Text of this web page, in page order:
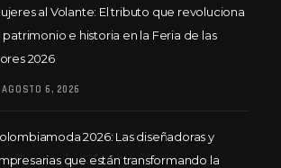
al Volante: El tributo que revoluciona
patrimonio e historia en la Feria de las
2026
6, 2026
2026: Las diseñadoras y
que están transformando la